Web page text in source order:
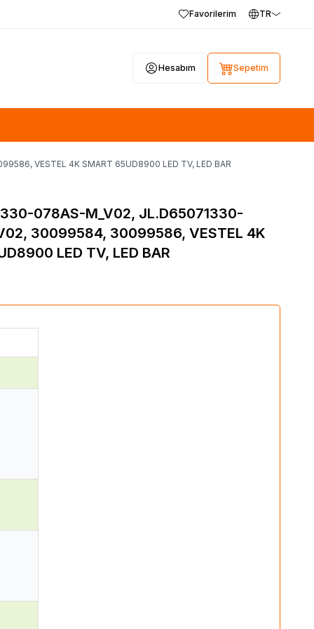
Favorilerim TR
Hesabım Sepetim
VESTEL 4K SMART 65UD8900 LED TV, LED BAR
078AS-M_V02, JL.D65071330-
30099584, 30099586, VESTEL 4K
LED TV, LED BAR